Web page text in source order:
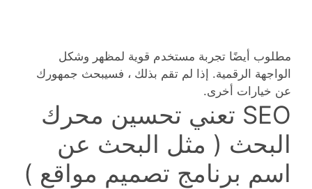
مطلوب أيضًا تجربة مستخدم قوية لمظهر وشكل
الواجهة الرقمية. إذا لم تقم بذلك ، فسيبحث جمهورك
عن خيارات أخرى.
SEO تعني تحسين محرك
البحث ( مثل البحث عن
اسم برنامج تصميم مواقع )